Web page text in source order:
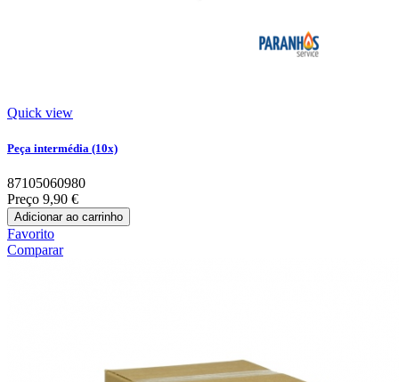
Quick view
Peça intermédia (10x)
87105060980
Preço 9,90 €
Adicionar ao carrinho
Favorito
Comparar